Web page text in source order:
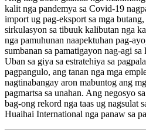
kalit nga pandemya sa Covid-19
import ug pag-eksport sa mga
sirkulasyon sa tibuuk kalibutan nga
nga pamuhunan naapektuhan pag-
sumbanan sa pamatigayon nag-agi
Uban sa giya sa estratehiya sa
pagpangulo, ang tanan nga mga
nagtinabangay aron mabuntog ang
pagmartsa sa unahan. Ang negosyo
bag-ong rekord nga taas ug nagsulat
Huaihai International nga panaw sa